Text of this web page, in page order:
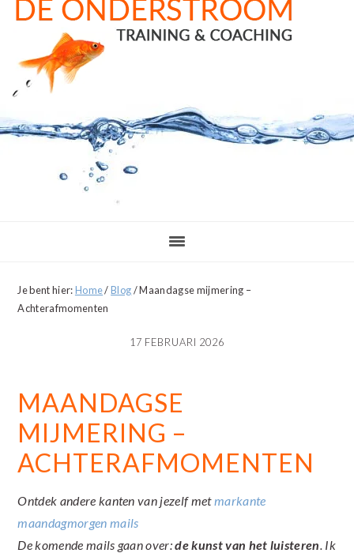
hoofd
eerste
voettekst
Je bent hier:Home/Blog/Maandagse mijmering –
Achterafmomenten
17 FEBRUARI 2026
MAANDAGSE
MIJMERING –
ACHTERAFMOMENTEN
Ontdek andere kanten van jezelf metmarkante
maandagmorgen mails
De komende mails gaan over:de kunst van het luisteren. Ik